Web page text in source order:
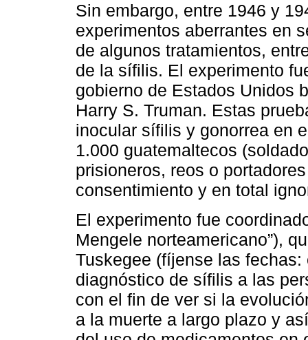
Sin embargo, entre 1946 y
experimentos aberrantes en
de algunos tratamientos,
de la sífilis. El experimento
gobierno de Estados Unidos
Harry S. Truman. Estas
inocular sífilis y gonorrea en
1.000 guatemaltecos
prisioneros, reos o
consentimiento y en total
El experimento fue
Mengele norteamericano”),
Tuskegee (fíjense las
diagnóstico de sífilis a las
con el fin de ver si la
a la muerte a largo plazo y